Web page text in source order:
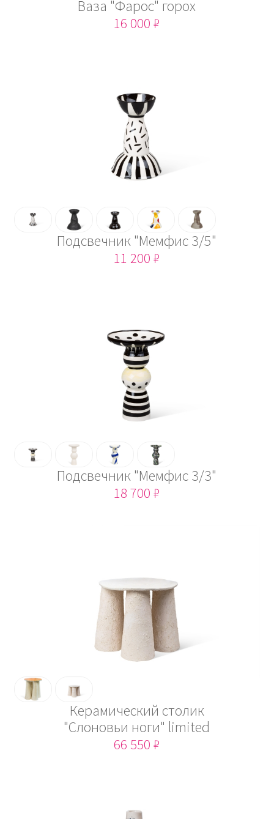
Ваза "Фарос" горох
16 000 ₽
Подсвечник "Мемфис 3/5"
11 200 ₽
Подсвечник "Мемфис 3/3"
18 700 ₽
Керамический столик
"Слоновьи ноги" limited
66 550 ₽